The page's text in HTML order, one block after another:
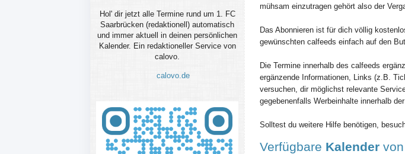
Hol' dir jetzt alle Termine rund um 1. FC
Saarbrücken (redaktionell) automatisch
und immer aktuell in deinen persönlichen
Kalender. Ein redaktioneller Service von
calovo.
calovo.de
mühsam einzutragen gehört also der
Das Abonnieren ist für dich völlig
gewünschten calfeeds einfach auf den
Die Termine innerhalb des calfeeds
ergänzende Informationen, Links (z.B.
versuchen, dir möglichst relevante
gegebenenfalls Werbeinhalte innerhalb
Solltest du weitere Hilfe benötigen,
Verfügbare Kalender von